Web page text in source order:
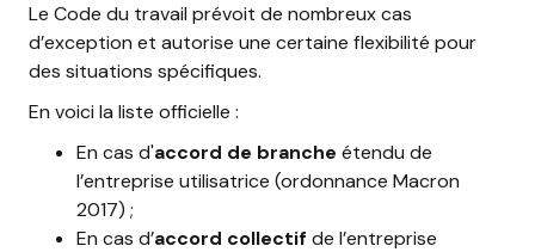
Le Code du travail prévoit de nombreux cas
d’exception et autorise une certaine flexibilité pour
des situations spécifiques.
En voici la liste officielle :
En cas d'accord de branche étendu de
l’entreprise utilisatrice (ordonnance Macron
2017) ;
En cas d’accord collectif de l’entreprise